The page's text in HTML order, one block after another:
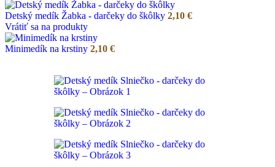
Detský medík Žabka - darčeky do škôlky 2,10 €
Vrátiť sa na produkty
Minimedík na krstiny 2,10 €